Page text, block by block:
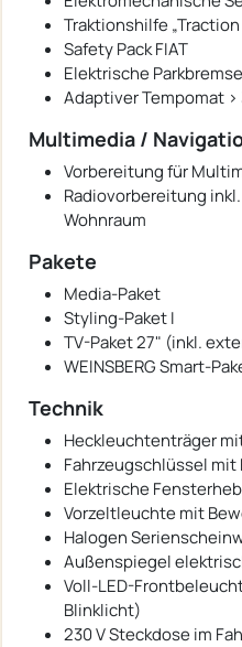
Traktionshilfe
Safety Pack FIAT
Elektrische Parkbremse
Adaptiver Tempomat >
Multimedia /
Vorbereitung für
Radiovorbereitung
Wohnraum
Pakete
Media-Paket
Styling-Paket I
TV-Paket 27" (inkl.
WEINSBERG Smart-
Technik
Heckleuchtenträger
Fahrzeugschlüssel
Elektrische
Vorzeltleuchte mit
Halogen
Außenspiegel
Voll-LED-
Blinklicht)
230 V Steckdose im